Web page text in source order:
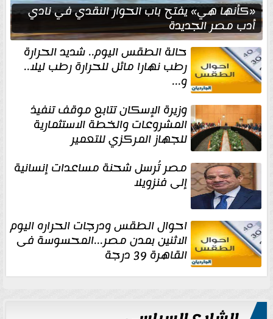
«كأنها هي» يفتح باب الحوار النقدي في نادي
أدب مصر الجديدة
حالة الطقس اليوم.. شديد الحرارة
رطب نهارا مائل للحرارة رطب ليلا..
و...
وزيرة الإسكان تتابع موقف تنفيذ
المشروعات والخطة الاستثمارية
للجهاز المركزي للتعمير
مصر تُرسل شحنة مساعدات إنسانية
إلى فنزويلا
احوال الطقس ودرجات الحراره اليوم
الاثنين بمدن مصر...المحسوسة فى
القاهرة 39 درجة